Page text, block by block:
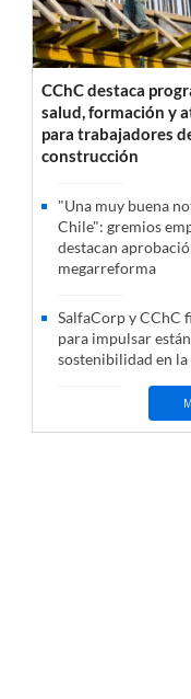
CChC destaca
salud, formación y
para trabajadores
construcción
"Una muy buena
Chile": gremios
destacan
megarreforma
SalfaCorp y CChC
para impulsar
sostenibilidad en